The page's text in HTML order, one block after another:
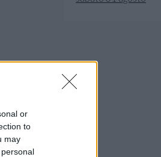
or
to
may